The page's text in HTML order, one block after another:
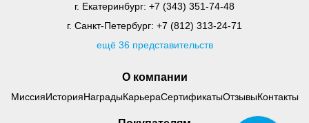
О компании
МиссияИсторияНаградыКарьераСертификатыОтзывыКонтакты
г. Екатеринбург: +7 (343) 351-74-48
г. Санкт-Петербург: +7 (812) 313-24-71
ещё 36 представительств